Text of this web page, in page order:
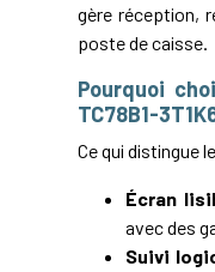
gère réception,
poste de caisse.
Pourquoi
TC78B1-
Ce qui distingue
Écran
avec des
Suivi